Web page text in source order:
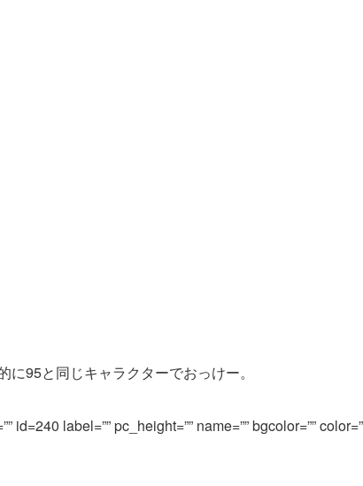
に95と同じキャラクターでおっけー。
id=240 label=”” pc_height=”” name=”” bgcolor=””